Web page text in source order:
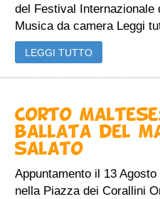
del Festival Internazionale
Musica da camera Leggi
LEGGI TUTTO
Corto
ballata del
salato
Appuntamento il 13
nella Piazza dei Corallini